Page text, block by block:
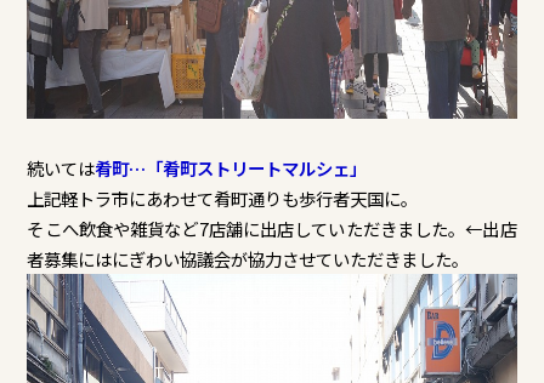
続いては肴町…「肴町ストリートマルシェ」
上記軽トラ市にあわせて肴町通りも歩行者天国に。
そこへ飲食や雑貨など7店舗に出店していただきました。←出店
者募集にはにぎわい協議会が協力させていただきました。